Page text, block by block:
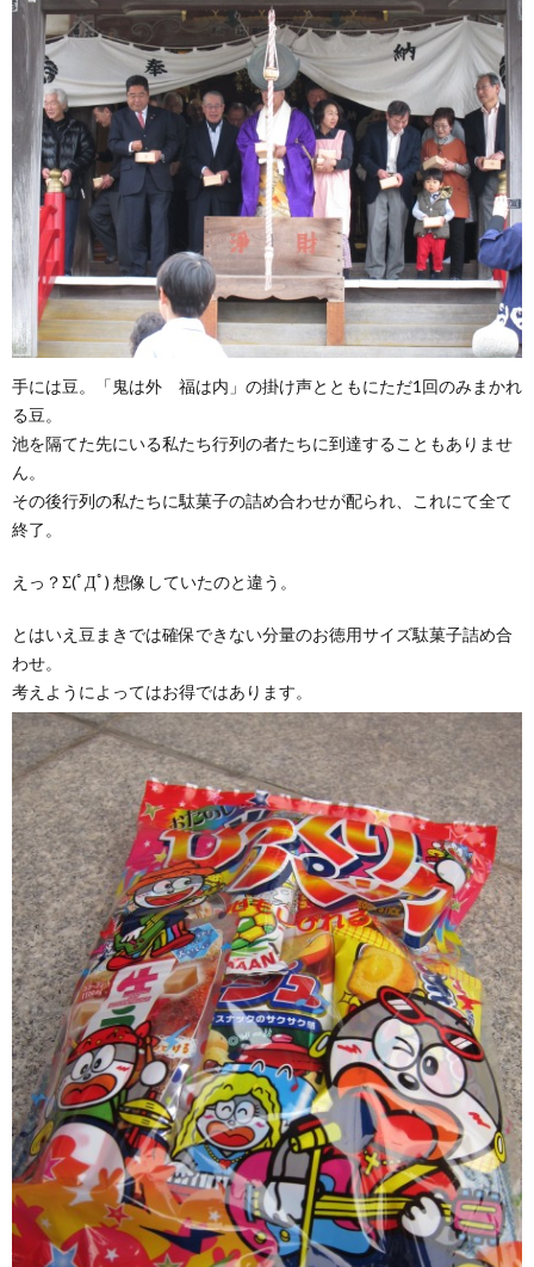
手には豆。「鬼は外 福は内」の掛け声とともにただ1回のみまかれ
る豆。
池を隔てた先にいる私たち行列の者たちに到達することもありませ
ん。
その後行列の私たちに駄菓子の詰め合わせが配られ、これにて全て
終了。
えっ？Σ(ﾟДﾟ) 想像していたのと違う。
とはいえ豆まきでは確保できない分量のお徳用サイズ駄菓子詰め合
わせ。
考えようによってはお得ではあります。